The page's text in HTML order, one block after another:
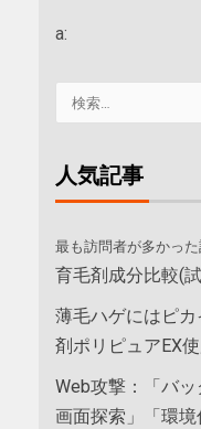
a:
人気記事
最も訪問者が多かっ
育毛剤成分比較(
薄毛ハゲにはピ
剤ポリピュアEX
Web攻撃：「バ
画面探索」「環